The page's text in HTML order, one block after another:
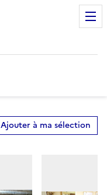
Ajouter à ma sélection